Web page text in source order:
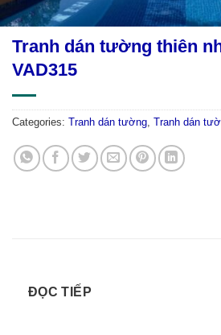
Tranh dán tường thiên
VAD315
Categories: Tranh dán tường, Tranh dán
ĐỌC TIẾP